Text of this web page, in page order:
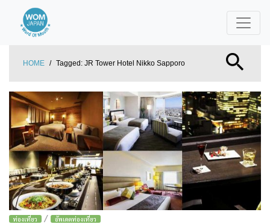
HOME / Tagged: JR Tower Hotel Nikko Sapporo
ท่องเที่ยว / อัพเดตท่องเที่ยว